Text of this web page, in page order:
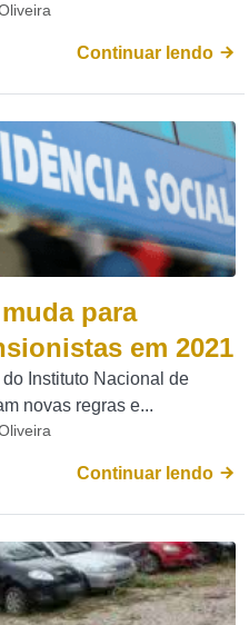
Continuar lendo
para
em 2021
Instituto Nacional de
novas regras e...
Continuar lendo